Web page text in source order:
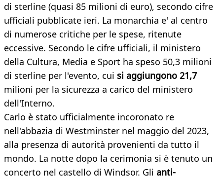
di sterline (quasi 85 milioni di euro), secondo cifre
ufficiali pubblicate ieri. La monarchia e' al centro
di numerose critiche per le spese, ritenute
eccessive. Secondo le cifre ufficiali, il ministero
della Cultura, Media e Sport ha speso 50,3 milioni
di sterline per l'evento, cui si aggiungono 21,7
milioni per la sicurezza a carico del ministero
dell'Interno.
Carlo è stato ufficialmente incoronato re
nell'abbazia di Westminster nel maggio del 2023,
alla presenza di autorità provenienti da tutto il
mondo. La notte dopo la cerimonia si è tenuto un
concerto nel castello di Windsor. Gli anti-